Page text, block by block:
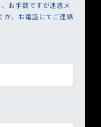
お手数ですが迷惑メ
か、お電話にてご連絡